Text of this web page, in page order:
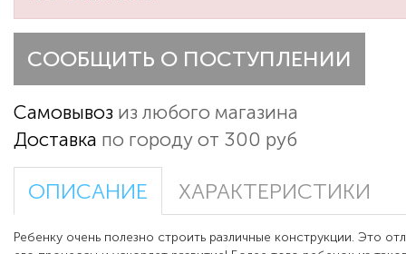
СООБЩИТЬ О ПОСТУПЛЕНИИ
Самовывоз из любого магазина
Доставка по городу от 300 руб
ОПИСАНИЕ ХАРАКТЕРИСТИКИ
Ребенку очень полезно строить различные конструкции. Это